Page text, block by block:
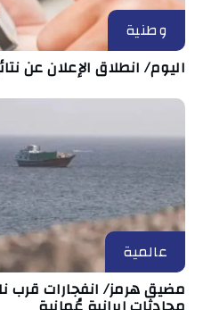
وطنية
اليوم/ انطلاق الإعلان عن
عالمية
مضيق هرمز/ انفجارات قرب